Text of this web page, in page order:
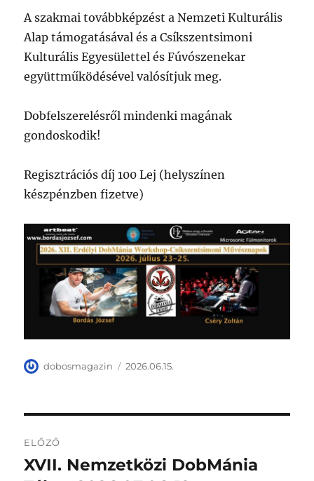
A szakmai továbbképzést a Nemzeti Kulturális
Alap támogatásával és a Csíkszentsimoni
Kulturális Egyesülettel és Fúvószenekar
együttműködésével valósítjuk meg.
Dobfelszerelésről mindenki magának
gondoskodik!
Regisztrációs díj 100 Lej (helyszínen
készpénzben fizetve)
Szerző
dobosmagazin Közzétéve
2026.06.15.
navigáció
ELŐZŐ
Korábbi
XVII. Nemzetközi DobMánia